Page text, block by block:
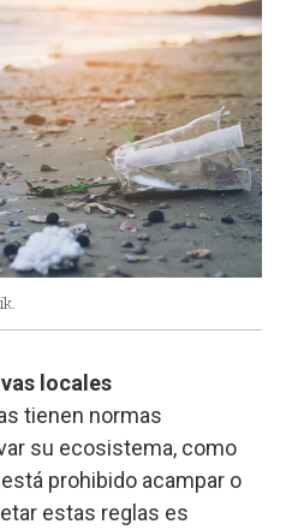
locales
tienen normas
su ecosistema, como
prohibido acampar o
estas reglas es